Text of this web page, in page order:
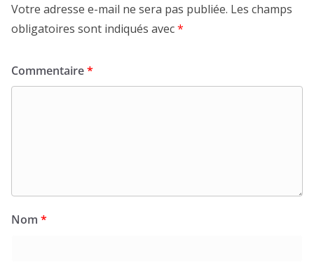
Votre adresse e-mail ne sera pas publiée. Les champs
obligatoires sont indiqués avec*
Commentaire*
Nom *